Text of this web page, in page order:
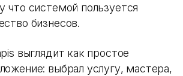
что системой пользуется
бизнесов.
выглядит как простое
выбрал услугу, мастера,